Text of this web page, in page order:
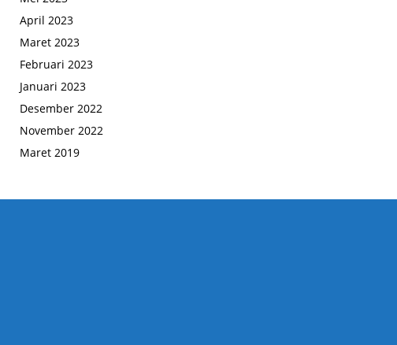
April 2023
Maret 2023
Februari 2023
Januari 2023
Desember 2022
November 2022
Maret 2019